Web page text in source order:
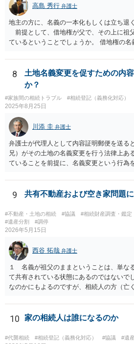
高島 秀行 弁護士
地主の方に、名義の一本化もしくは立ち退
前提として、借地権が父で、その上に祖
ているということでしょうか。 借地権の
うか。 そうだとすると、借地を転貸して
しないと 借地契約を解除されてしまう可
いこと使用していなかったので、無償で貸
借は目的が達成され終了したとして、明渡
います。 複雑な事情がありますので、弁
話して相談されたら良いと思います。
8
土地名義変更を促すための内
か？
#家族間の相続トラブル #相続登記（義務化対応）
2025年8月25日
川添 圭 弁護士
弁護士が代理人として内容証明郵便を送る
兄）がその土地の名義変更を行う法律上あ
ていることを前提に、名義変更という行為
ベースの場合、仮に弁護士から通知すると
た「お手紙」にならざるを得ず、内容証明
るでしょう。 つまり、本件で「弁護士か
変更を促すことが出来るかどうか」を判断
事情が必要です。詳しい事情もとに、弁護
方がよいでしょう。
9 共有不動産および空き家問題
#不動産・土地の相続 #協議 #相続財産調査・鑑定
#遺産分割
#調停
2026年5月15日
西谷 拓哉 弁護士
１ 名義が祖父のままということは、単な
て共有されている状態にあるのではないで
なのかにもよるのですが、相続人の方（亡
の申立てを行うことが考えられます。 た
建物ということであれば、遺産分割協議の
て権利を無償で取得して 今後は、お父様
ることなどは一つ考えられるかなと思いま
10 家の相続人は誰になるのか
#代襲相続 #相続登記（義務化対応） #協議 #遺